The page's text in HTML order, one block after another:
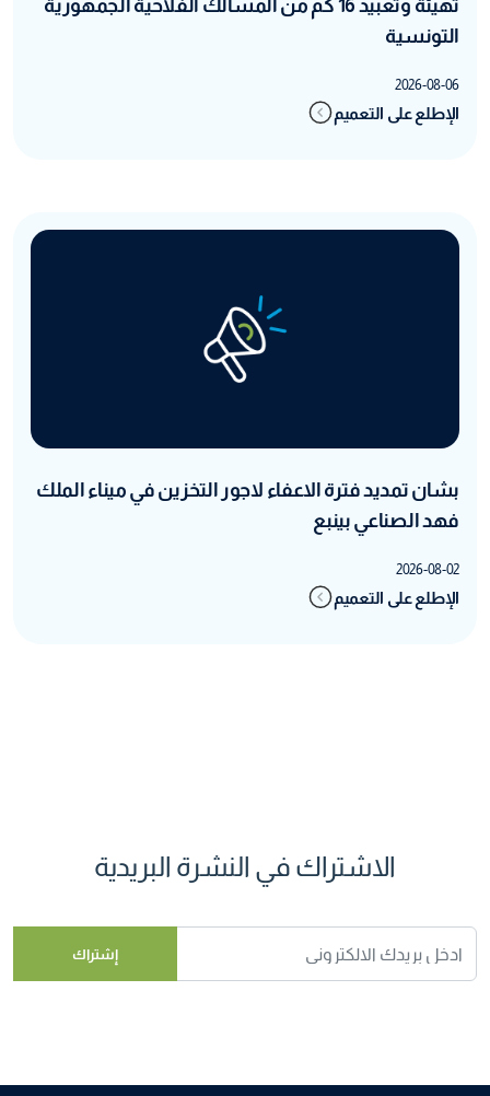
تهيئة وتعبيد 16 كم من المسالك الفلاحية الجمهورية
التونسية
2026-08-06
الإطلع على التعميم
بشان تمديد فترة الاعفاء لاجور التخزين في ميناء الملك
فهد الصناعي بينبع
2026-08-02
الإطلع على التعميم
الاشتراك في النشرة البريدية
إشتراك